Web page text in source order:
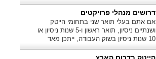
דרושים מנהלי פרויקטים
אם אתם בעלי תואר שני בתחומי הייטק
ושנתיים ניסיון, תואר ראשון ו-5 שנות ניסיון או
10 שנות ניסיון בשוק העבודה, ייתכן מאד
שאתם מתאימים לנו!